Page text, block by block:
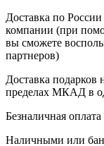
Доставка по
компании (при
вы сможете
партнеров)
Доставка подарков
пределах МКАД в
Безналичная
Наличными или